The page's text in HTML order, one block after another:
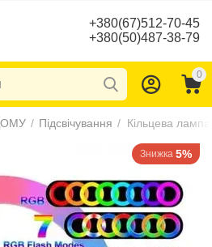
+380(67)512-70-45
+380(50)487-38-79
0
/ Підсвічування / Кільцева
Знижка 5%